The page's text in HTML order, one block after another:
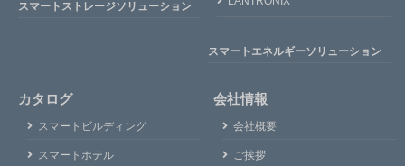
スマートストレージソリューション
スマートエネルギーソリューション
カタログ
スマートビルディング
スマートホテル
会社情報
会社概要
ご挨拶